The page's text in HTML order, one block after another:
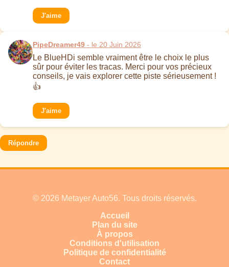
J'aime
PipeDreamer49 - le 20 Juin 2026
Le BlueHDi semble vraiment être le choix le plus
sûr pour éviter les tracas. Merci pour vos précieux
conseils, je vais explorer cette piste sérieusement !
👍
J'aime
Répondre
© 2026 Metayer Auto56. Tous droits réservés.
Accueil
Plan du site
À propos
Conditions d'utilisation
Politique de confidentialité
Contact